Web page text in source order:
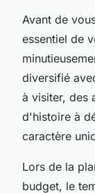
Avant de
essentiel de
diversifié
à visiter, des
d'histoire à
caractère
Lors de la
budget, le